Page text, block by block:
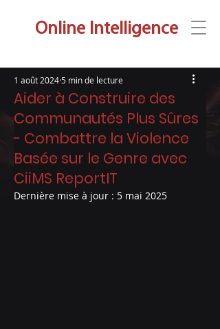
Online Intelligence
Aider à Construire des
Communautés Plus Sûres
- Combattre la Violence
Basée sur le Genre avec
CiiMS ReportIT
1 août 2024 5 min de lecture
Dernière mise à jour : 5 mai 2025